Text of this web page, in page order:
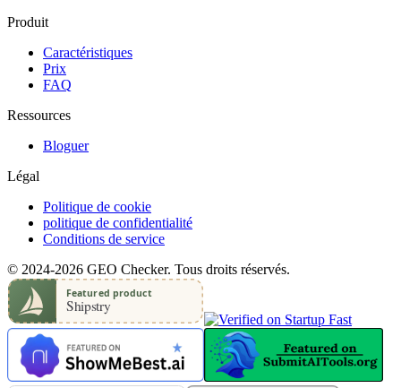
Produit
Caractéristiques
Prix
FAQ
Ressources
Bloguer
Légal
Politique de cookie
politique de confidentialité
Conditions de service
© 2024-2026 GEO Checker. Tous droits réservés.